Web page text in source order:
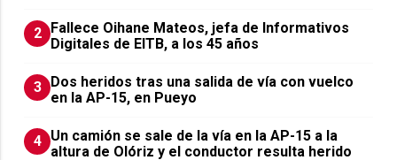
2 Fallece Oihane Mateos, jefa de Informativos
Digitales de EITB, a los 45 años
3 Dos heridos tras una salida de vía con vuelco
en la AP-15, en Pueyo
4 Un camión se sale de la vía en la AP-15 a la
altura de Olóriz y el conductor resulta herido